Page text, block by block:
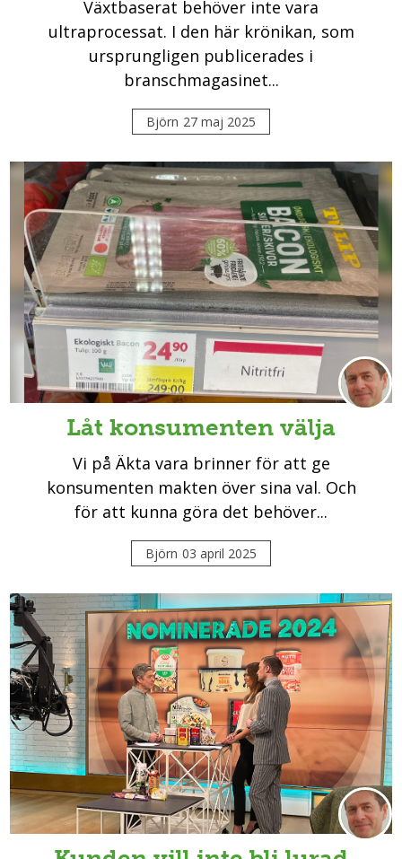
Växtbaserat behöver inte vara
ultraprocessat. I den här krönikan, som
ursprungligen publicerades i
branschmagasinet...
Björn 27 maj 2025
Låt konsumenten välja
Vi på Äkta vara brinner för att ge
konsumenten makten över sina val. Och
för att kunna göra det behöver...
Björn 03 april 2025